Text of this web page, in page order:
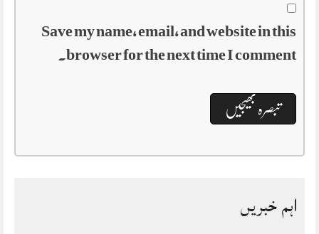
Save my name, email, and website in this
browser for the next time I comment.
اہم خبریں